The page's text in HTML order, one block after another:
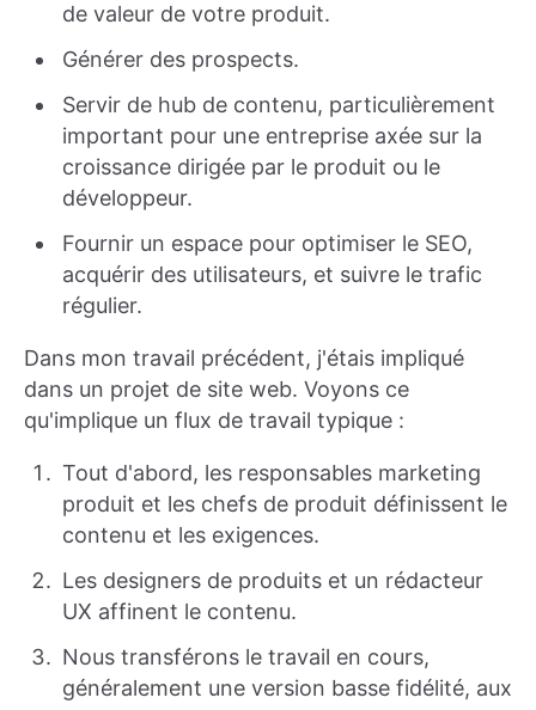
de valeur de votre produit.
Générer des prospects.
Servir de hub de contenu, particulièrement
important pour une entreprise axée sur la
croissance dirigée par le produit ou le
développeur.
Fournir un espace pour optimiser le SEO,
acquérir des utilisateurs, et suivre le trafic
régulier.
Dans mon travail précédent, j'étais impliqué
dans un projet de site web. Voyons ce
qu'implique un flux de travail typique :
Tout d'abord, les responsables marketing
produit et les chefs de produit définissent le
contenu et les exigences.
Les designers de produits et un rédacteur
UX affinent le contenu.
Nous transférons le travail en cours,
généralement une version basse fidélité, aux